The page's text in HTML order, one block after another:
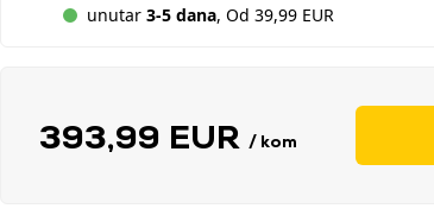
unutar 3-5 dana, Od 39,99 EUR
393,99 EUR / kom